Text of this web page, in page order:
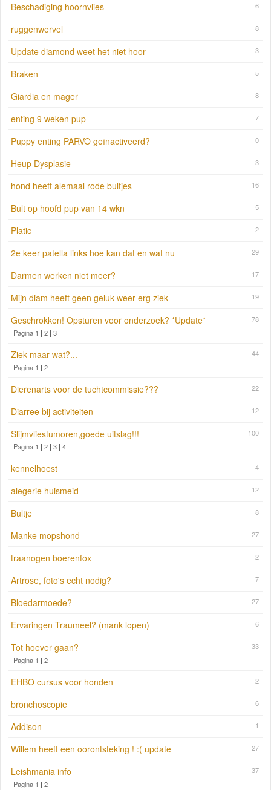
6
Beschadiging hoornvlies
8
ruggenwervel
3
Update diamond weet het niet hoor
5
Braken
8
Giardia en mager
7
enting 9 weken pup
0
Puppy enting PARVO geïnactiveerd?
3
Heup Dysplasie
16
hond heeft alemaal rode bultjes
5
Bult op hoofd pup van 14 wkn
2
Platic
29
2e keer patella links hoe kan dat en wat nu
17
Darmen werken niet meer?
19
Mijn diam heeft geen geluk weer erg ziek
78
Geschrokken! Opsturen voor onderzoek? *Update*
Pagina 1 | 2 | 3
44
Ziek maar wat?...
Pagina 1 | 2
22
Dierenarts voor de tuchtcommissie???
12
Diarree bij activiteiten
100
Slijmvliestumoren,goede uitslag!!!
Pagina 1 | 2 | 3 | 4
4
kennelhoest
12
alegerie huismeid
8
Bultje
27
Manke mopshond
2
traanogen boerenfox
7
Artrose, foto's echt nodig?
27
Bloedarmoede?
6
Ervaringen Traumeel? (mank lopen)
33
Tot hoever gaan?
Pagina 1 | 2
2
EHBO cursus voor honden
6
bronchoscopie
1
Addison
27
Willem heeft een oorontsteking ! :( update
37
Leishmania info
Pagina 1 | 2